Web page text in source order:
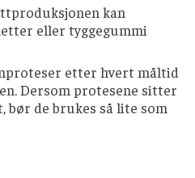
helst fra
spekemat) bør unngås
og kjøttdeig etc.
gjennomstekt.
kan
eller tyggegummi
etter hvert måltid
Dersom protesene sitter
de brukes så lite som